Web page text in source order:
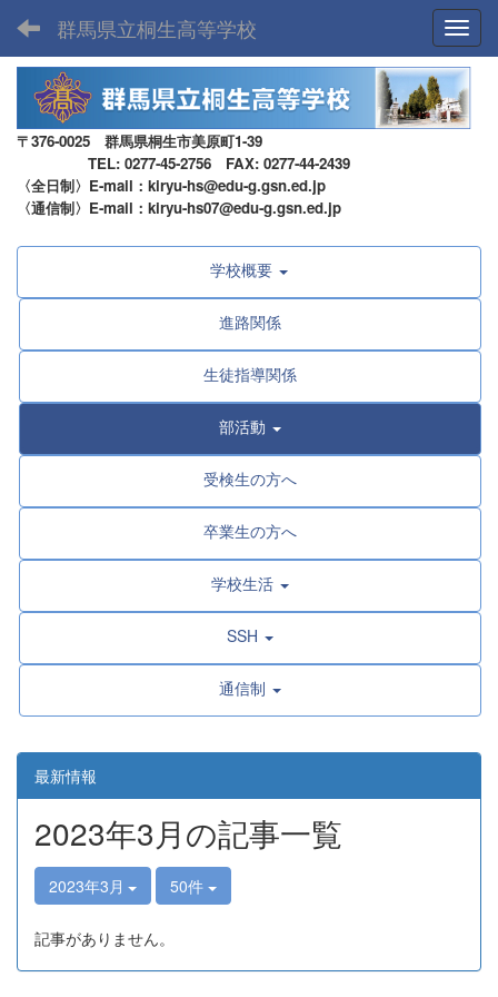
群馬県立桐生高等学校
〒376-0025 群馬県桐生市美原町1-39
TEL: 0277-45-2756 FAX: 0277-44-2439
〈全日制〉E-mail：kiryu-hs@edu-g.gsn.ed.jp
〈通信制〉E-mail：kiryu-hs07@edu-g.gsn.ed.jp
学校概要
進路関係
生徒指導関係
部活動
受検生の方へ
卒業生の方へ
学校生活
SSH
通信制
最新情報
2023年3月の記事一覧
2023年3月 50件
記事がありません。